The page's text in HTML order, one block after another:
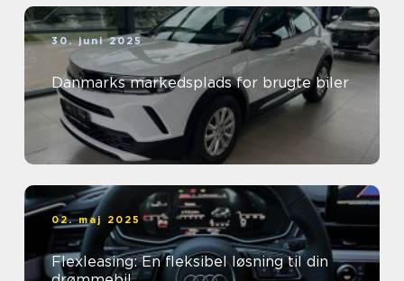
30. juni 2025
Danmarks markedsplads for brugte biler
02. maj 2025
Flexleasing: En fleksibel løsning til din